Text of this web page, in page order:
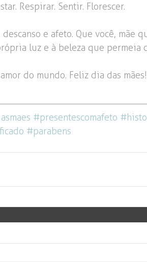
Respirar. Sentir. Florescer.
e afeto. Que você, mãe
luz e à beleza que permeia
do mundo. Feliz dia das mães!
#presentescomafeto
#parabens